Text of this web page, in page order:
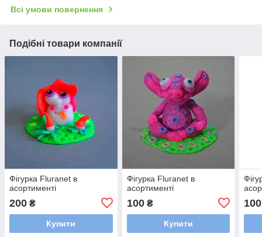
Всі умови повернення
Подібні товари компанії
Фігурка Fluranet в
асортименті
200 ₴
Купити
Фігурка Fluranet в
асортименті
100₴
Купити
100